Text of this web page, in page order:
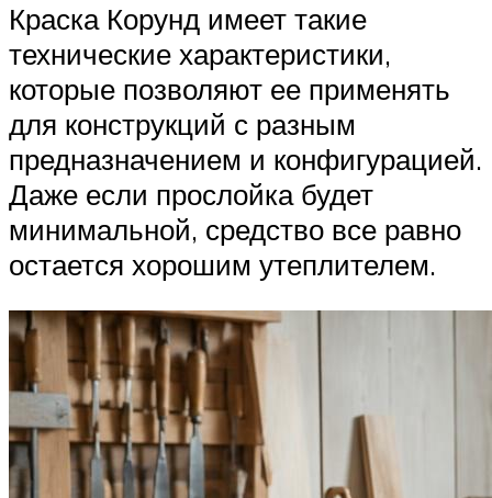
Краска Корунд имеет такие
технические характеристики,
которые позволяют ее применять
для конструкций с разным
предназначением и конфигурацией.
Даже если прослойка будет
минимальной, средство все равно
остается хорошим утеплителем.